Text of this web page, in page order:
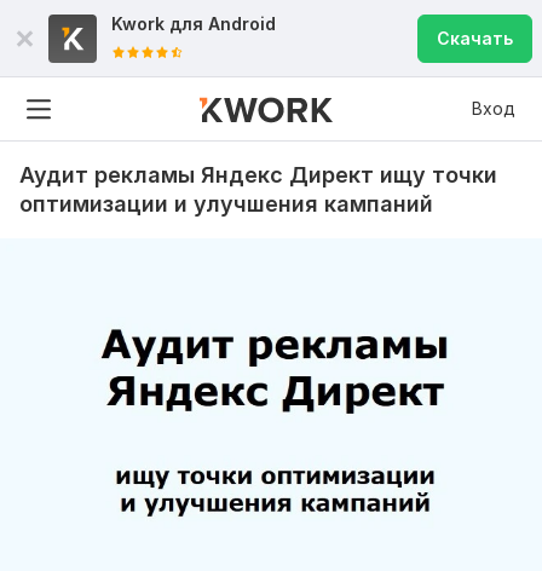
Kwork для Android
Скачать
Вход
Аудит рекламы Яндекс Директ ищу точки
оптимизации и улучшения кампаний